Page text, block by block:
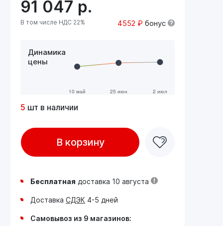
91 047 р.
В том числе НДС 22% 4552 ₽ бонус
Динамика
цены
5 шт в наличии
В корзину
Бесплатная доставка 10 августа
Доставка СДЭК 4-5 дней
Самовывоз из 9 магазинов: